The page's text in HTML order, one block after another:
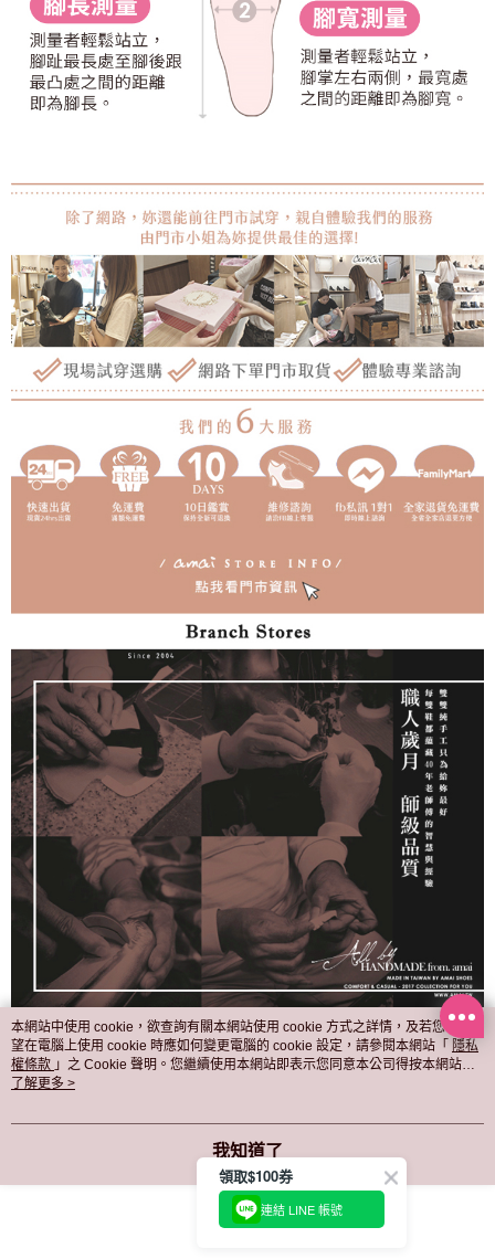
本網站中使用 cookie，欲查詢有關本網站使用 cookie 方式之詳情，及若您不希
望在電腦上使用 cookie 時應如何變更電腦的 cookie 設定，請參閱本網站「 隱私
權條款 」之 Cookie 聲明。您繼續使用本網站即表示您同意本公司得按本網站使
用條款之 Cookie 聲明使用 cookie。
了解更多 >
我知道了
領取$100券
連結 LINE 帳號